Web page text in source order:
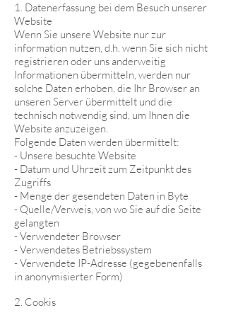
1. Datenerfassung bei dem Besuch unserer
Website
Wenn Sie unsere Website nur zur
information nutzen, d.h. wenn Sie sich nicht
registrieren oder uns anderweitig
Informationen übermitteln, werden nur
solche Daten erhoben, die Ihr Browser an
unseren Server übermittelt und die
technisch notwendig sind, um Ihnen die
Website anzuzeigen.
Folgende Daten werden übermittelt:
- Unsere besuchte Website
- Datum und Uhrzeit zum Zeitpunkt des
Zugriffs
- Menge der gesendeten Daten in Byte
- Quelle/Verweis, von wo Sie auf die Seite
gelangten
- Verwendeter Browser
- Verwendetes Betriebssystem
- Verwendete IP-Adresse (gegebenenfalls
in anonymisierter Form)
2. Cookis